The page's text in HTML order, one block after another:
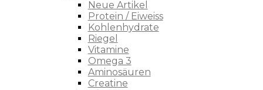
Neue Artikel
Protein / Eiweiss
Kohlenhydrate
Riegel
Vitamine
Omega 3
Aminosäuren
Creatine